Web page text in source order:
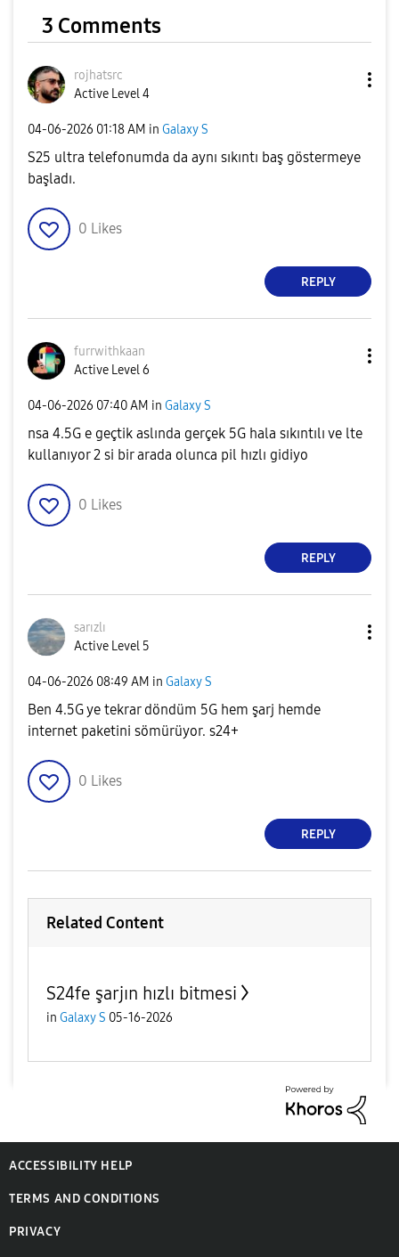
3 Comments
rojhatsrc
Active Level 4
‎04-06-2026 01:18 AM in Galaxy S
S25 ultra telefonumda da aynı sıkıntı baş göstermeye
başladı.
0 Likes
REPLY
furrwithkaan
Active Level 6
‎04-06-2026 07:40 AM in Galaxy S
nsa 4.5G e geçtik aslında gerçek 5G hala sıkıntılı ve lte
kullanıyor 2 si bir arada olunca pil hızlı gidiyo
0 Likes
REPLY
sarızlı
Active Level 5
‎04-06-2026 08:49 AM in Galaxy S
Ben 4.5G ye tekrar döndüm 5G hem şarj hemde
internet paketini sömürüyor. s24+
0 Likes
REPLY
Related Content
S24fe şarjın hızlı bitmesi
in Galaxy S 05-16-2026
ACCESSIBILITY HELP
TERMS AND CONDITIONS
PRIVACY